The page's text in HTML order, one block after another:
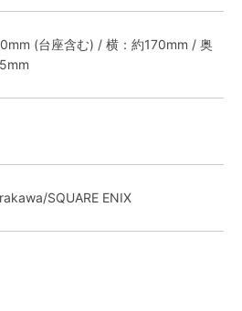
(台座含む) / 横：約170mm / 奥
SQUARE ENIX